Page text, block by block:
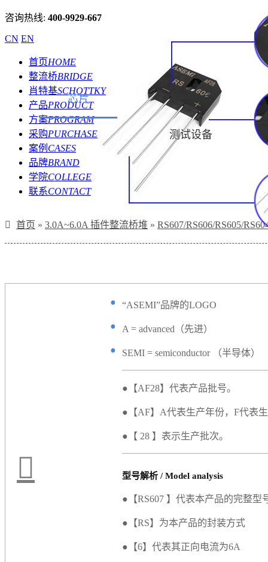
咨询热线: 400-9929-667
CN EN
首页HOME
整流桥BRIDGE
肖特基SCHOTTKY
产品PRODUCT
方案PROGRAM
采购PURCHASE
案例 CASES
品牌BRAND
学院COLLEGE
联系CONTACT
首页 » 3.0A~6.0A 插件整流桥堆 » RS607/RS606/RS605/
● “ASEMI”品牌的LOGO
● A = advanced（先进）
● SEMI = semiconductor （半导体）
●【AF28】代表产品批号。
●【AF】A代表生产年份，F代表
●【 28 】表示生产批次。
型号解析 / Model analysis
●【RS607 】代表本产品的完整型
●【RS】为本产品的封装方式
●【6】代表其正向电流为6A
芯片 打标方式
测试设备